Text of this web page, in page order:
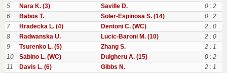
5
Nara K. (3) Saville D.
0 : 2
6
Babos T. Soler-Espinosa S. (14)
0 : 2
7
Hradecka L. (4) Dentoni C. (WC)
2 : 0
8
Radwanska U. Lucic-Baroni M. (10)
2 : 0
9
Tsurenko L. (5) Zhang S.
2 : 1
10
Sabino L. (WC) Dulgheru A. (15)
0 : 2
11
Davis L. (6) Gibbs N.
2 : 1